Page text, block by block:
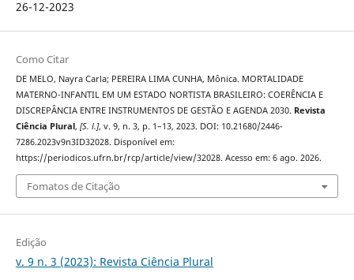
26-12-2023
Como Citar
DE MELO, Nayra Carla; PEREIRA LIMA CUNHA, Mônica. MORTALIDADE
MATERNO-INFANTIL EM UM ESTADO NORTISTA BRASILEIRO: COERÊNCIA E
DISCREPÂNCIA ENTRE INSTRUMENTOS DE GESTÃO E AGENDA 2030. Revista
Ciência Plural, [S. l.], v. 9, n. 3, p. 1–13, 2023. DOI: 10.21680/2446-
7286.2023v9n3ID32028. Disponível em:
https://periodicos.ufrn.br/rcp/article/view/32028. Acesso em: 6 ago. 2026.
Fomatos de Citação
Edição
v. 9 n. 3 (2023): Revista Ciência Plural